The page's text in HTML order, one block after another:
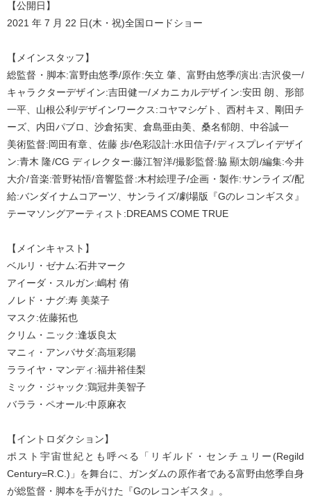
【公開日】
2021 年 7 月 22 日(木・祝)全国ロードショー
【メインスタッフ】
総監督・脚本:富野由悠季/原作:矢立 肇、富野由悠季/演出:吉沢俊一/
キャラクターデザイン:吉田健一/メカニカルデザイン:安田 朗、形部
一平、山根公利/デザインワークス:コヤマシゲト、西村キヌ、剛田チ
ーズ、内田パブロ、沙倉拓実、倉島亜由美、桑名郁朗、中谷誠一
美術監督:岡田有章、佐藤 歩/色彩設計:水田信子/ディスプレイデザイ
ン:青木 隆/CG ディレクター:藤江智洋/撮影監督:脇 顯太朗/編集:今井
大介/音楽:菅野祐悟/音響監督:木村絵理子/企画・製作:サンライズ/配
給:バンダイナムコアーツ、サンライズ/劇場版『Gのレコンギスタ』
テーマソングアーティスト:DREAMS COME TRUE
【メインキャスト】
ベルリ・ゼナム:石井マーク
アイーダ・スルガン:嶋村 侑
ノレド・ナグ:寿 美菜子
マスク:佐藤拓也
クリム・ニック:逢坂良太
マニィ・アンバサダ:高垣彩陽
ラライヤ・マンディ:福井裕佳梨
ミック・ジャック:鶏冠井美智子
バララ・ペオール:中原麻衣
【イントロダクション】
ポスト宇宙世紀とも呼べる「リギルド・センチュリー(Regild
Century=R.C.)」を舞台に、ガンダムの原作者である富野由悠季自身
が総監督・脚本を手がけた『Gのレコンギスタ』。